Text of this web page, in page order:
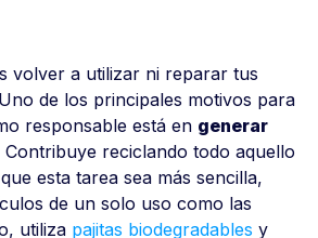
volver a utilizar ni reparar tus
de los principales motivos para
responsable está en generar
Contribuye reciclando todo aquello
esta tarea sea más sencilla,
de un solo uso como las
utiliza pajitas biodegradables y